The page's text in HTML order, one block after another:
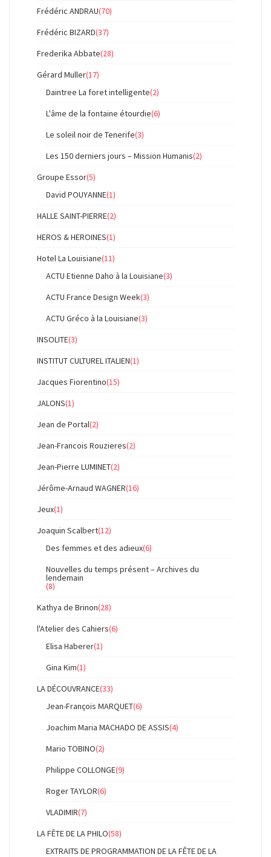
Frédéric ANDRAU(70)
Frédéric BIZARD(37)
Frederika Abbate(28)
Gérard Muller(17)
Daintree La foret intelligente(2)
L'âme de la fontaine étourdie(6)
Le soleil noir de Tenerife(3)
Les 150 derniers jours – Mission Humanis(2)
Groupe Essor(5)
David POUYANNE(1)
HALLE SAINT-PIERRE(2)
HEROS & HEROINES(1)
Hotel La Louisiane(11)
ACTU Etienne Daho à la Louisiane(3)
ACTU France Design Week(3)
ACTU Gréco à la Louisiane(3)
INSOLITE(3)
INSTITUT CULTUREL ITALIEN(1)
Jacques Fiorentino(15)
JALONS(1)
Jean de Portal(2)
Jean-Francois Rouzieres(2)
Jean-Pierre LUMINET(2)
Jérôme-Arnaud WAGNER(16)
Jeux(1)
Joaquin Scalbert(12)
Des femmes et des adieux(6)
Nouvelles du temps présent – Archives du
lendemain
(8)
Kathya de Brinon(28)
l'Atelier des Cahiers(6)
Elisa Haberer(1)
Gina Kim(1)
LA DÉCOUVRANCE(33)
Jean-François MARQUET(6)
Joachim Maria MACHADO DE ASSIS(4)
Mario TOBINO(2)
Philippe COLLONGE(9)
Roger TAYLOR(6)
VLADIMIR(7)
LA FÊTE DE LA PHILO(58)
EXTRAITS DE PROGRAMMATION DE LA FÊTE DE LA